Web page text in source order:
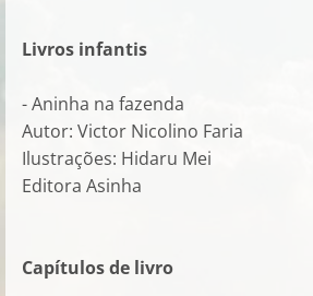
Livros infantis
- Aninha na fazenda
Autor: Victor Nicolino Faria
Ilustrações: Hidaru Mei
Editora Asinha
Capítulos de livro